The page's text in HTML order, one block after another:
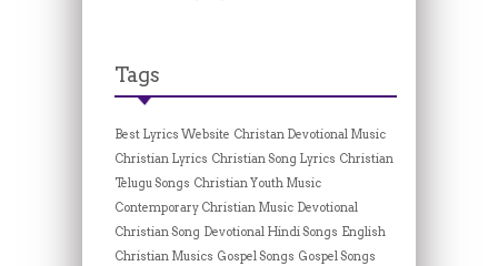
Tags
Best Lyrics Website Christan Devotional Music
Christian Lyrics Christian Song Lyrics Christian
Telugu Songs Christian Youth Music
Contemporary Christian Music Devotional
Christian Song Devotional Hindi Songs English
Christian Musics Gospel Songs Gospel Songs